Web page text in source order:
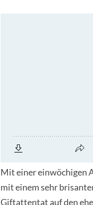
Mit einer einwöchigen
mit einem sehr
Giftattentat auf den